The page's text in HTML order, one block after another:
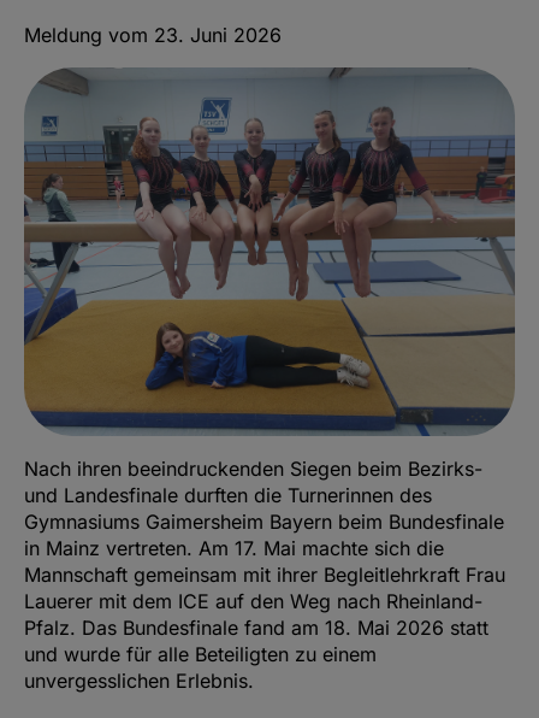
Meldung vom 23. Juni 2026
Nach ihren beeindruckenden Siegen beim Bezirks-
und Landesfinale durften die Turnerinnen des
Gymnasiums Gaimersheim Bayern beim Bundesfinale
in Mainz vertreten. Am 17. Mai machte sich die
Mannschaft gemeinsam mit ihrer Begleitlehrkraft Frau
Lauerer mit dem ICE auf den Weg nach Rheinland-
Pfalz. Das Bundesfinale fand am 18. Mai 2026 statt
und wurde für alle Beteiligten zu einem
unvergesslichen Erlebnis.